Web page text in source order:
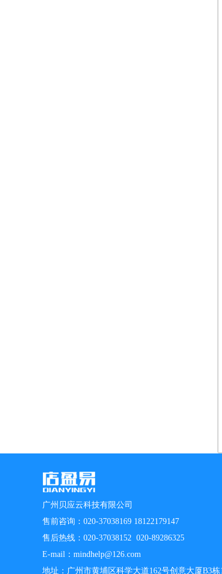
广州贝应云科技有限公司
售前咨询：020-37038169 18122179147
售后热线：020-37038152 020-89286325
E-mail：mindhelp@126.com
地址：广州市黄埔区科学大道162号创意大厦B3栋